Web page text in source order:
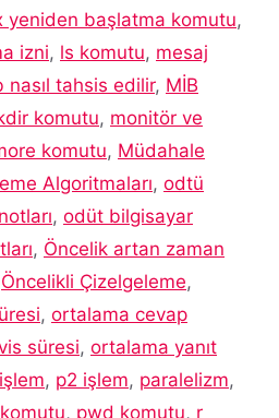
yeniden başlatma komutu,
izni, ls komutu, mesaj
nasıl tahsis edilir, MİB
komutu, monitör ve
komutu, Müdahale
Algoritmaları, odtü
, odüt bilgisayar
, Öncelik artan zaman
Öncelikli Çizelgeleme,
, ortalama cevap
süresi, ortalama yanıt
, p2 işlem, paralelizm,
, pwd komutu, r